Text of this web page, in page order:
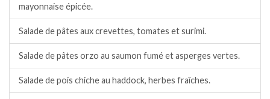
mayonnaise épicée.
Salade de pâtes aux crevettes, tomates et surimi.
Salade de pâtes orzo au saumon fumé et asperges vertes.
Salade de pois chiche au haddock, herbes fraîches.